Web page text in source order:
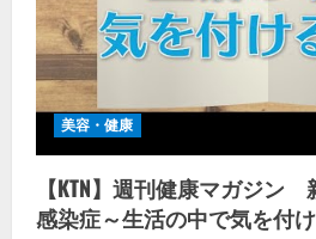
美容・健康
【KTN】週刊健康マガジン
感染症～生活の中で気を付